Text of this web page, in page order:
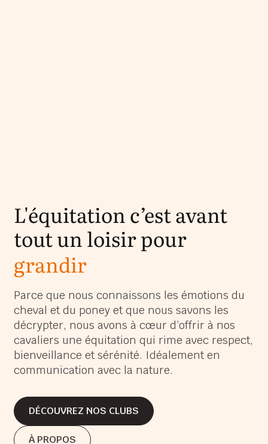
L'équitation c’est avant
tout un loisir pour
grandir
s’épanouir
s’amuser
grandir
Parce que nous connaissons les émotions du
cheval et du poney et que nous savons les
décrypter, nous avons à cœur d’offrir à nos
cavaliers une équitation qui rime avec respect,
bienveillance et sérénité. Idéalement en
communication avec la nature.
DÉCOUVREZ NOS CLUBS
DÉCOUVREZ NOS CLUBS
À PROPOS